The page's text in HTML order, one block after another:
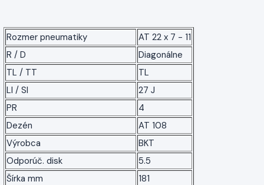
Rozmer pneumatiky
AT 22 x 7 - 11
R / D
Diagonálne
TL / TT
TL
LI / SI
27 J
PR
4
Dezén
AT 108
Výrobca
BKT
Odporúč. disk
5.5
Šírka mm
181